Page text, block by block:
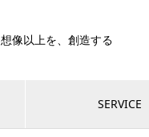
想像以上を、創造する
SERVICE